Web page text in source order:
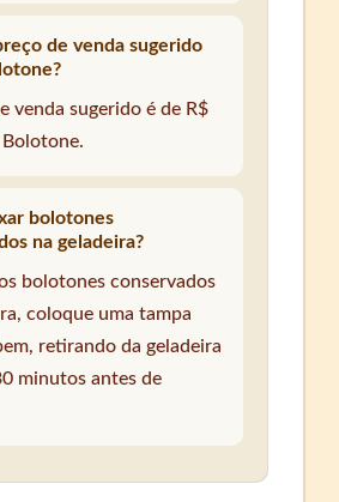
de venda sugerido
venda sugerido é de R$
bolotones
na geladeira?
bolotones conservados
coloque uma tampa
retirando da geladeira
minutos antes de